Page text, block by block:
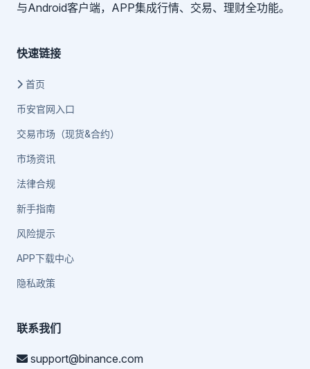
与Android客户端，APP集成行情、交易、理财全功能。
快速链接
首页
币安官网入口
交易市场（现货&合约）
市场资讯
法律合规
新手指南
风险提示
APP下载中心
隐私政策
联系我们
support@binance.com